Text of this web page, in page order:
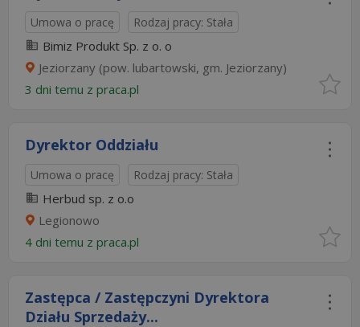
Umowa o pracę Rodzaj pracy: Stała
Bimiz Produkt Sp. z o. o
Jeziorzany (pow. lubartowski, gm. Jeziorzany)
3 dni temu z praca.pl
Dyrektor Oddziału
Umowa o pracę Rodzaj pracy: Stała
Herbud sp. z o.o
Legionowo
4 dni temu z praca.pl
Zastępca / Zastępczyni Dyrektora
Działu Sprzedaży...